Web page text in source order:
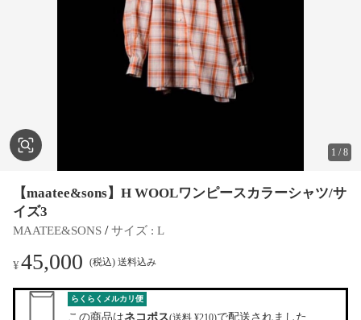
1 /8
【maatee&sons】H WOOLワンピースカラーシャツ/サ
イズ3
MAATEE&SONS / サイズ : L
¥45,000 (税込) 送料込み
らくらくメルカリ便
この商品はネコポス(送料 ¥210)で配送されました